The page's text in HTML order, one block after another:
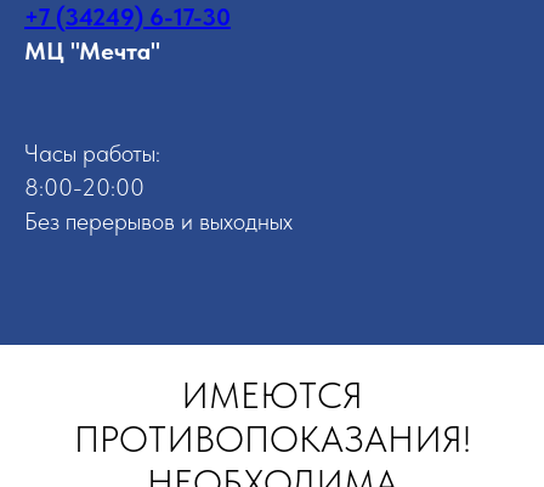
+7 (34249) 6-17-30
МЦ "Мечта"
Часы работы:
8:00-20:00
Без перерывов и выходных
ИМЕЮТСЯ
ПРОТИВОПОКАЗАНИЯ!